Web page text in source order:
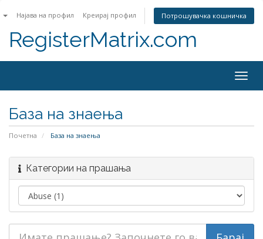
Најава на профил Креирај профил Потрошувачка кошничка
RegisterMatrix.com
База на знаења
Почетна База на знаења
Категории на прашања